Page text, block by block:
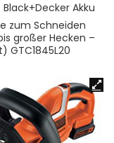
Black+Decker Akku
zum Schneiden
großer Hecken –
GTC1845L20